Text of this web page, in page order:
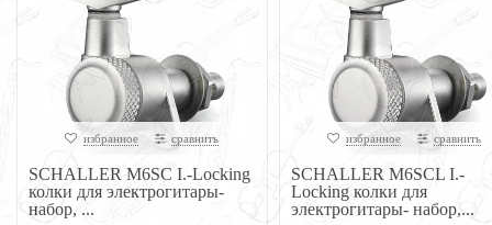
избранное сравнить
SCHALLER M6SC I.-Locking
колки для электрогитары-
набор, ...
избранное сравнить
SCHALLER M6SCL I.-
Locking колки для
электрогитары- набор,...